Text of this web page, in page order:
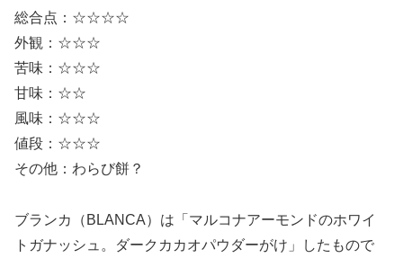
総合点：☆☆☆☆
外観：☆☆☆
苦味：☆☆☆
甘味：☆☆
風味：☆☆☆
値段：☆☆☆
その他：わらび餅？
ブランカ（BLANCA）は「マルコナアーモンドのホワイ
トガナッシュ。ダークカカオパウダーがけ」したもので